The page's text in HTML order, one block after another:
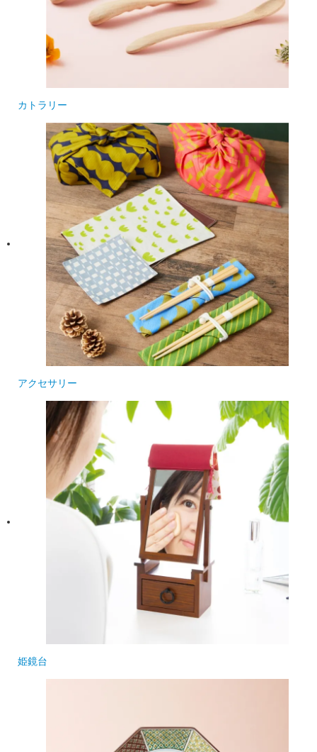
カトラリー
アクセサリー
姫鏡台